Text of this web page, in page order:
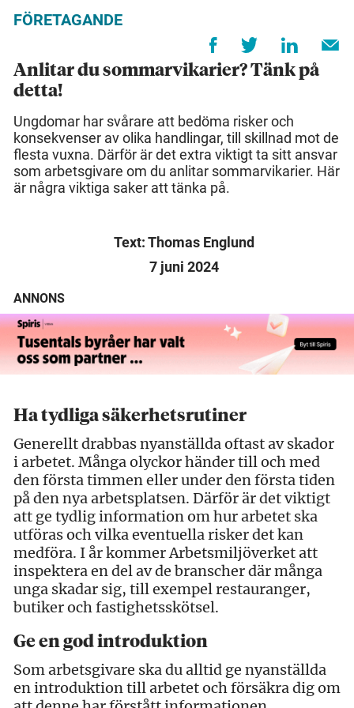
FÖRETAGANDE
Anlitar du sommarvikarier? Tänk på
detta!
Ungdomar har svårare att bedöma risker och
konsekvenser av olika handlingar, till skillnad mot de
flesta vuxna. Därför är det extra viktigt ta sitt ansvar
som arbetsgivare om du anlitar sommarvikarier. Här
är några viktiga saker att tänka på.
Text: Thomas Englund
7 juni 2024
ANNONS
Ha tydliga säkerhetsrutiner
Generellt drabbas nyanställda oftast av skador
i arbetet. Många olyckor händer till och med
den första timmen eller under den första tiden
på den nya arbetsplatsen. Därför är det viktigt
att ge tydlig information om hur arbetet ska
utföras och vilka eventuella risker det kan
medföra. I år kommer Arbetsmiljöverket att
inspektera en del av de branscher där många
unga skadar sig, till exempel restauranger,
butiker och fastighetsskötsel.
Ge en god introduktion
Som arbetsgivare ska du alltid ge nyanställda
en introduktion till arbetet och försäkra dig om